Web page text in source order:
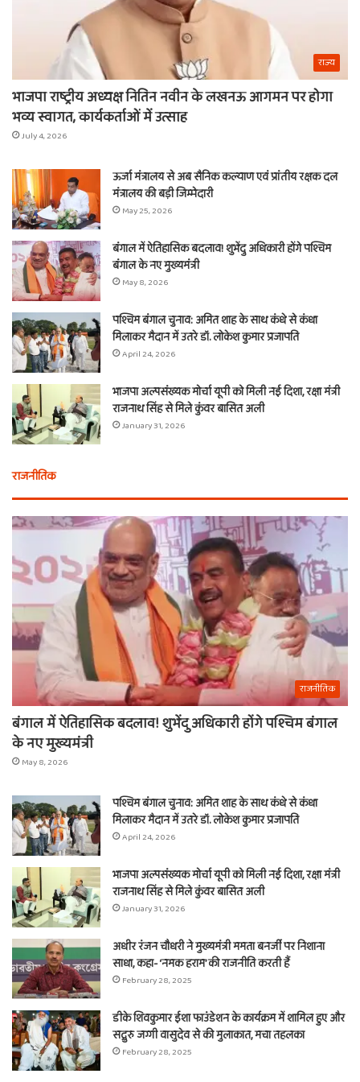
राज्य
भाजपा राष्ट्रीय अध्यक्ष नितिन नवीन के लखनऊ आगमन पर होगा
भव्य स्वागत, कार्यकर्ताओं में उत्साह
July 4, 2026
ऊर्जा मंत्रालय से अब सैनिक कल्याण एवं प्रांतीय रक्षक दल
मंत्रालय की बड़ी जिम्मेदारी
May 25, 2026
बंगाल में ऐतिहासिक बदलाव! शुभेंदु अधिकारी होंगे पश्चिम
बंगाल के नए मुख्यमंत्री
May 8, 2026
पश्चिम बंगाल चुनाव: अमित शाह के साथ कंधे से कंधा
मिलाकर मैदान में उतरे डॉ. लोकेश कुमार प्रजापति
April 24, 2026
भाजपा अल्पसंख्यक मोर्चा यूपी को मिली नई दिशा, रक्षा मंत्री
राजनाथ सिंह से मिले कुंवर बासित अली
January 31, 2026
राजनीतिक
राजनीतिक
बंगाल में ऐतिहासिक बदलाव! शुभेंदु अधिकारी होंगे पश्चिम बंगाल
के नए मुख्यमंत्री
May 8, 2026
पश्चिम बंगाल चुनाव: अमित शाह के साथ कंधे से कंधा
मिलाकर मैदान में उतरे डॉ. लोकेश कुमार प्रजापति
April 24, 2026
भाजपा अल्पसंख्यक मोर्चा यूपी को मिली नई दिशा, रक्षा मंत्री
राजनाथ सिंह से मिले कुंवर बासित अली
January 31, 2026
अधीर रंजन चौधरी ने मुख्यमंत्री ममता बनर्जी पर निशाना
साधा, कहा- ‘नमक हराम’ की राजनीति करती हैं
February 28, 2025
डीके शिवकुमार ईशा फाउंडेशन के कार्यक्रम में शामिल हुए और
सद्गुरु जग्गी वासुदेव से की मुलाकात, मचा तहलका
February 28, 2025